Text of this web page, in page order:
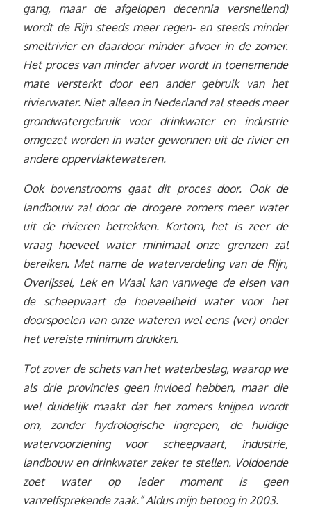
gang, maar de afgelopen decennia versnellend)
wordt de Rijn steeds meer regen- en steeds minder
smeltrivier en daardoor minder afvoer in de zomer.
Het proces van minder afvoer wordt in toenemende
mate versterkt door een ander gebruik van het
rivierwater. Niet alleen in Nederland zal steeds meer
grondwatergebruik voor drinkwater en industrie
omgezet worden in water gewonnen uit de rivier en
andere oppervlaktewateren.
Ook bovenstrooms gaat dit proces door. Ook de
landbouw zal door de drogere zomers meer water
uit de rivieren betrekken. Kortom, het is zeer de
vraag hoeveel water minimaal onze grenzen zal
bereiken. Met name de waterverdeling van de Rijn,
Overijssel, Lek en Waal kan vanwege de eisen van
de scheepvaart de hoeveelheid water voor het
doorspoelen van onze wateren wel eens (ver) onder
het vereiste minimum drukken.
Tot zover de schets van het waterbeslag, waarop we
als drie provincies geen invloed hebben, maar die
wel duidelijk maakt dat het zomers knijpen wordt
om, zonder hydrologische ingrepen, de huidige
watervoorziening voor scheepvaart, industrie,
landbouw en drinkwater zeker te stellen. Voldoende
zoet water op ieder moment is geen
vanzelfsprekende zaak.” Aldus mijn betoog in 2003.